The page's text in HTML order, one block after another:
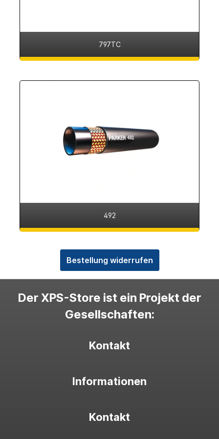
797TC
492
Bestellung widerrufen
Der XPS-Store ist ein Projekt der
Gesellschaften:
Kontakt
Informationen
Kontakt